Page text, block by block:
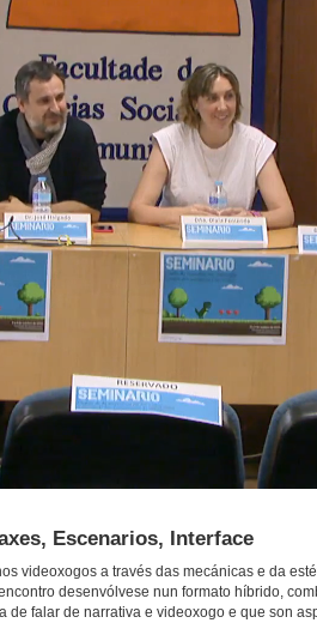
Escenarios, Interface
videoxogos a través das mecánicas e da
desenvólvese nun formato híbrido,
falar de narrativa e videoxogo e que son